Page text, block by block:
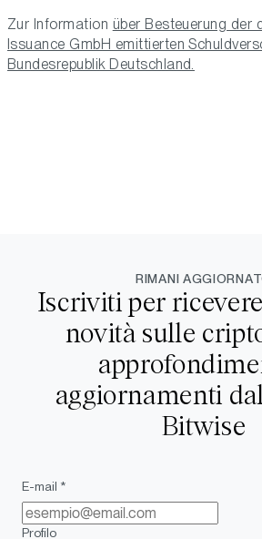
Zur Information über Besteuerung der
Issuance GmbH emittierten
Bundesrepublik Deutschland.
RIMANI
Iscriviti per
novità sulle
aggiornamenti
Bitwise
E-mail *
Profilo